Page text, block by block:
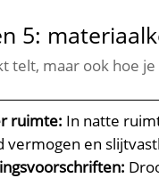
5:
telt, maar ook hoe
ruimte: In natte
vermogen en